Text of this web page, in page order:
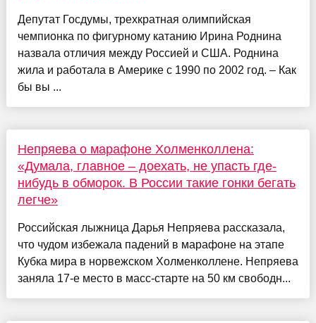
Депутат Госдумы, трехкратная олимпийская
чемпионка по фигурному катанию Ирина Роднина
назвала отличия между Россией и США. Роднина
жила и работала в Америке с 1990 по 2002 год. – Как
бы вы ...
Непряева о марафоне Холменколлена:
«Думала, главное – доехать, не упасть где-
нибудь в обморок. В России такие гонки бегать
легче»
Российская лыжница Дарья Непряева рассказала,
что чудом избежала падений в марафоне на этапе
Кубка мира в норвежском Холменколлене. Непряева
заняла 17-е место в масс-старте на 50 км свободн...